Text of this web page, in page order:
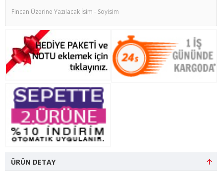
ÜRÜN DETAY